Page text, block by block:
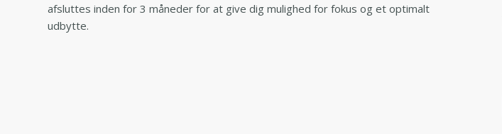
afsluttes inden for 3 måneder for at give dig mulighed for fokus og et optimalt
udbytte.